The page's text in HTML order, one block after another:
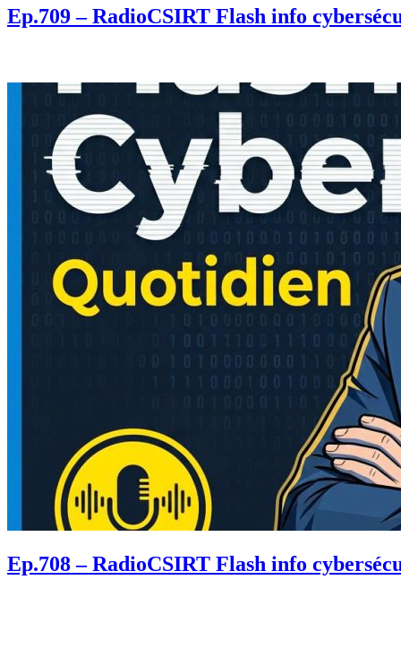
Ep.709 – RadioCSIRT Flash info
Ep.708 – RadioCSIRT Flash info